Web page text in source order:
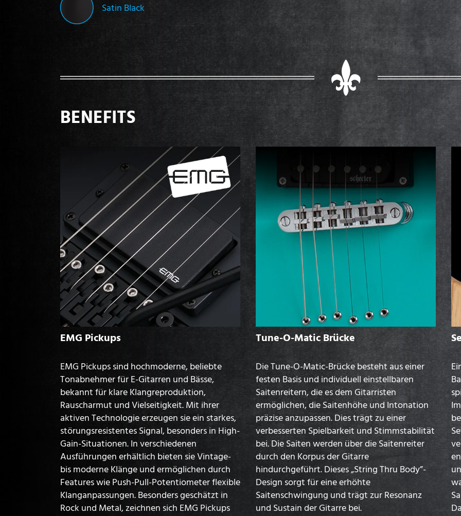
Satin Black
BENEFITS
EMG Pickups
EMG Pickups sind hochmoderne, beliebte
Tonabnehmer für E-Gitarren und Bässe,
bekannt für klare Klangreproduktion,
Rauscharmut und Vielseitigkeit. Mit ihrer
aktiven Technologie erzeugen sie ein starkes,
störungsresistentes Signal, besonders in High-
Gain-Situationen. In verschiedenen
Ausführungen erhältlich bieten sie Vintage-
bis moderne Klänge und ermöglichen durch
Features wie Push-Pull-Potentiometer flexible
Klanganpassungen. Besonders geschätzt in
Rock und Metal, zeichnen sich EMG Pickups
Tune-O-Matic Brücke
Die Tune-O-Matic-Brücke besteht aus einer
festen Basis und individuell einstellbaren
Saitenreitern, die es dem Gitarristen
ermöglichen, die Saitenhöhe und Intonation
präzise anzupassen. Dies trägt zu einer
verbesserten Spielbarkeit und Stimmstabilität
bei. Die Saiten werden über die Saitenreiter
durch den Korpus der Gitarre
hindurchgeführt. Dieses „String Thru Body”-
Design sorgt für eine erhöhte
Saitenschwingung und trägt zur Resonanz
und Sustain der Gitarre bei.